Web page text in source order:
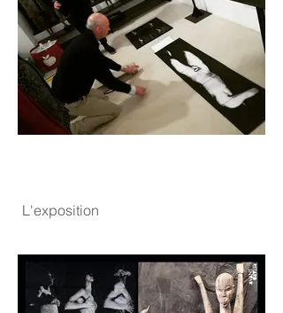
L'exposition